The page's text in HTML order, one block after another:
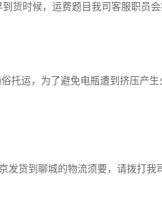
货时候，运费题目我司客服职员
托运，为了避免电瓶遭到挤压产
发货到聊城的物流须要，请拨打我